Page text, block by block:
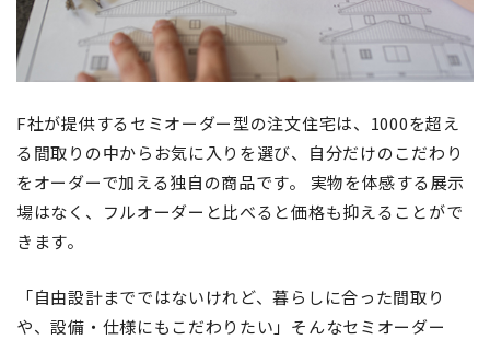
F社が提供するセミオーダー型の注文住宅は、1000を超え
る間取りの中からお気に入りを選び、自分だけのこだわり
をオーダーで加える独自の商品です。 実物を体感する展示
場はなく、フルオーダーと比べると価格も抑えることがで
きます。
「自由設計までではないけれど、暮らしに合った間取り
や、設備・仕様にもこだわりたい」そんなセミオーダー